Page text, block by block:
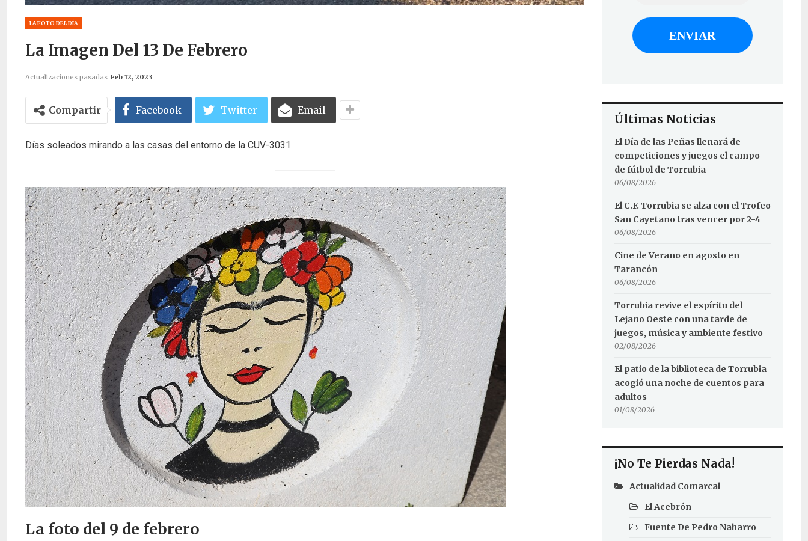
LA FOTO DEL DÍA
La Imagen Del 13 De Febrero
Actualizaciones pasadas Feb 12, 2023
Compartir Facebook Twitter Email
Días soleados mirando a las casas del entorno de la CUV-3031
La foto del 9 de febrero
Últimas Noticias
El Día de las Peñas llenará de
competiciones y juegos el campo
de fútbol de Torrubia
06/08/2026
El C.F. Torrubia se alza con el Trofeo
San Cayetano tras vencer por 2-4
06/08/2026
Cine de Verano en agosto en
Tarancón
06/08/2026
Torrubia revive el espíritu del
Lejano Oeste con una tarde de
juegos, música y ambiente festivo
02/08/2026
El patio de la biblioteca de Torrubia
acogió una noche de cuentos para
adultos
01/08/2026
¡No Te Pierdas Nada!
Actualidad Comarcal
El Acebrón
Fuente De Pedro Naharro